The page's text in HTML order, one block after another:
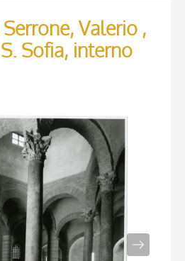
Valerio ,
Sofia, interno